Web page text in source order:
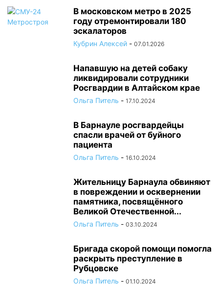
В московском метро в 2025
году отремонтировали 180
эскалаторов
Кубрин Алексей - 07.01.2026
Напавшую на детей собаку
ликвидировали сотрудники
Росгвардии в Алтайском крае
Ольга Питель - 17.10.2024
В Барнауле росгвардейцы
спасли врачей от буйного
пациента
Ольга Питель - 16.10.2024
Жительницу Барнаула обвиняют
в повреждении и осквернении
памятника, посвящённого
Великой Отечественной...
Ольга Питель - 03.10.2024
Бригада скорой помощи помогла
раскрыть преступление в
Рубцовске
Ольга Питель - 01.10.2024